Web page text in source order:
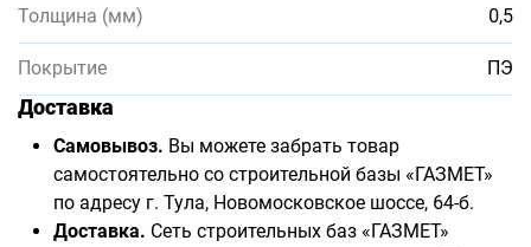
Толщина (мм) 0,5
Покрытие ПЭ
Доставка
Самовывоз. Вы можете забрать товар
самостоятельно со строительной базы «ГАЗМЕТ»
по адресу г. Тула, Новомосковское шоссе, 64-б.
Доставка. Сеть строительных баз «ГАЗМЕТ»